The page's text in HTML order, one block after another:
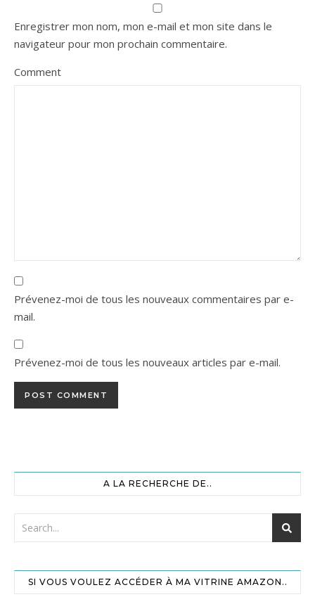
Enregistrer mon nom, mon e-mail et mon site dans le
navigateur pour mon prochain commentaire.
Comment
Prévenez-moi de tous les nouveaux commentaires par e-
mail.
Prévenez-moi de tous les nouveaux articles par e-mail.
A LA RECHERCHE DE..
SI VOUS VOULEZ ACCÉDER À MA VITRINE AMAZON..